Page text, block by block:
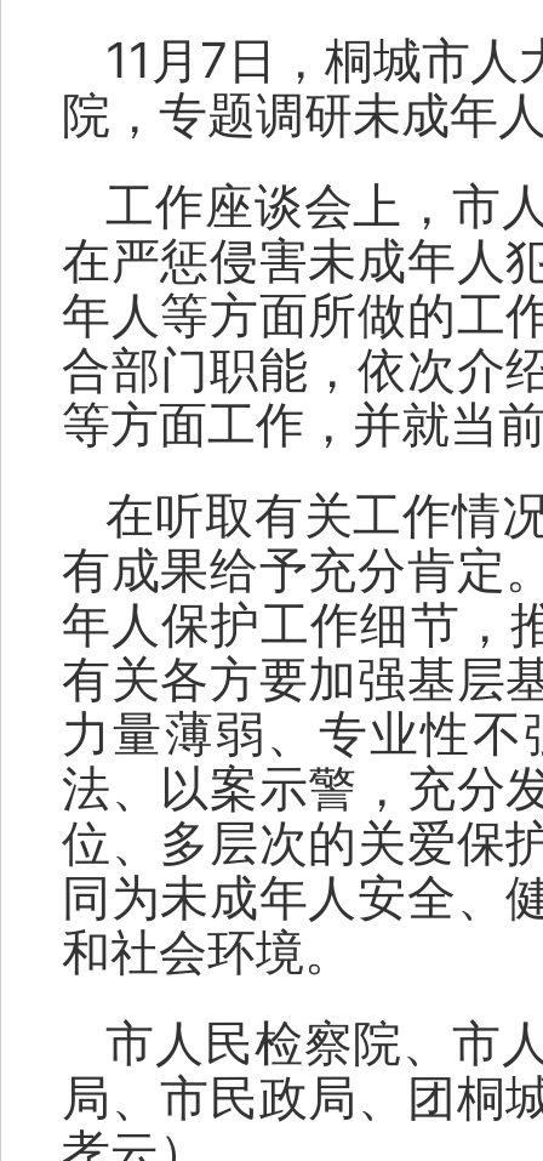
11月7日，桐城市
院，专题调研未成年
工作座谈会上，市
在严惩侵害未成年人
年人等方面所做的工
合部门职能，依次介
等方面工作，并就当
在听取有关工作情
有成果给予充分肯定
年人保护工作细节，
有关各方要加强基层
力量薄弱、专业性
法、以案示警，充分
位、多层次的关爱保
同为未成年人安全、
和社会环境。
市人民检察院、市
局、市民政局、团桐